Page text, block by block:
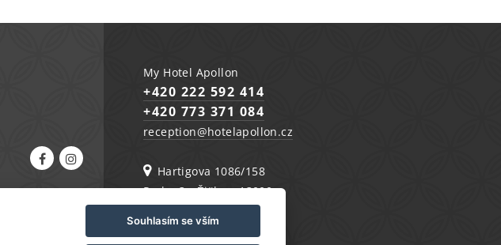
My Hotel Apollon
+420 222 592 414
+420 773 371 084
reception@hotelapollon.cz
Hartigova 1086/158
Praha 3 - Žižkov, 13000
Souhlasím se vším